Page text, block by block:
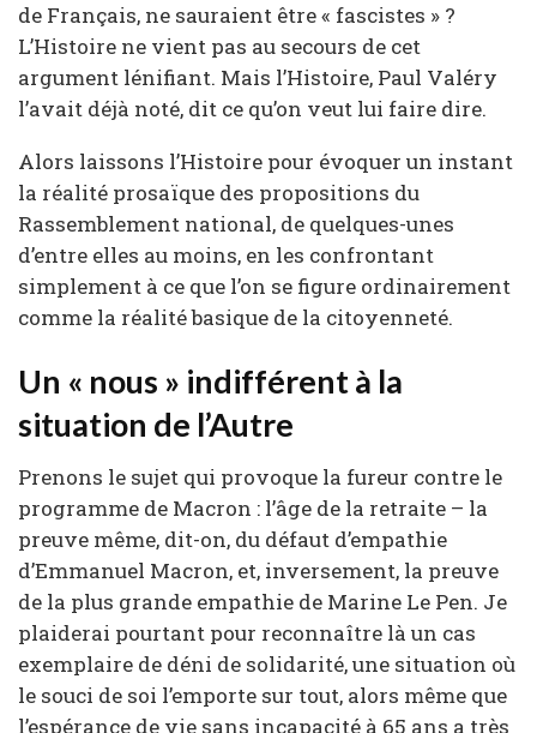
de Français, ne sauraient être « fascistes » ?
L’Histoire ne vient pas au secours de cet
argument lénifiant. Mais l’Histoire, Paul Valéry
l’avait déjà noté, dit ce qu’on veut lui faire dire.
Alors laissons l’Histoire pour évoquer un instant
la réalité prosaïque des propositions du
Rassemblement national, de quelques-unes
d’entre elles au moins, en les confrontant
simplement à ce que l’on se figure ordinairement
comme la réalité basique de la citoyenneté.
Un « nous » indifférent à la
situation de l’Autre
Prenons le sujet qui provoque la fureur contre le
programme de Macron : l’âge de la retraite – la
preuve même, dit-on, du défaut d’empathie
d’Emmanuel Macron, et, inversement, la preuve
de la plus grande empathie de Marine Le Pen. Je
plaiderai pourtant pour reconnaître là un cas
exemplaire de déni de solidarité, une situation où
le souci de soi l’emporte sur tout, alors même que
l’espérance de vie sans incapacité à 65 ans a très